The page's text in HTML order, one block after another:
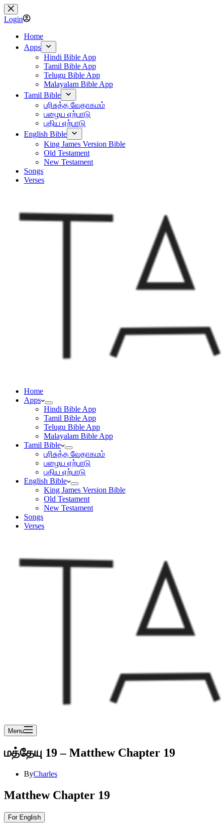
Skip
to
content
Login
Home
Apps
Hindi Bible App
Tamil Bible App
Telugu Bible App
Malayalam Bible App
Tamil Bible
பரிசுத்த வேதாகமம்
பழைய ஏற்பாடு
புதிய ஏற்பாடு
English Bible
King James Version Bible
Old Testament
New Testament
Songs
Verses
Home
Apps
Hindi Bible App
Tamil Bible App
Telugu Bible App
Malayalam Bible App
Tamil Bible
பரிசுத்த வேதாகமம்
பழைய ஏற்பாடு
புதிய ஏற்பாடு
English Bible
King James Version Bible
Old Testament
New Testament
Songs
Verses
Menu
மத்தேயு 19 – Matthew Chapter 19
ByCharles
Matthew Chapter 19
For English